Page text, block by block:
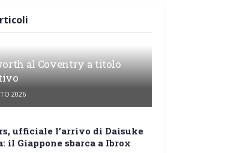
al Coventry a titolo
2026
ufficiale l’arrivo di Daisuke
il Giappone sbarca a Ibrox